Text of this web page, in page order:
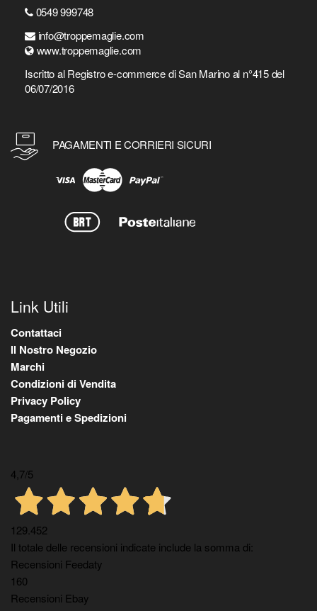
0549 999748
info@troppemaglie.com
www.troppemaglie.com
Iscritto al Registro e-commerce di San Marino al n°415 del
06/07/2016
PAGAMENTI E CORRIERI SICURI
Link Utili
Contattaci
Il Nostro Negozio
Marchi
Condizioni di Vendita
Privacy Policy
Pagamenti e Spedizioni
4,7/5
129.452
Il totale delle recensioni indicate include la somma di:
Recensioni Feedaty
160
Recensioni Ebay